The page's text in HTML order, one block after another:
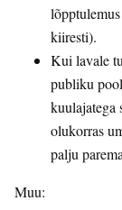
kiiresti).
Kui lavale
publiku
kuulajatega
olukorras
palju
Muu: